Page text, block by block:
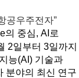
공우주전자”
의 중심, AI로
2일부터 3일까지
능(AI) 기술과
분야의 최신 연구